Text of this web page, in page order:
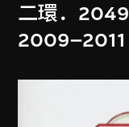
二環．2049
2009–2011